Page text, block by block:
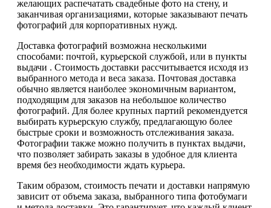
желающих распечатать свадебные фото на стену, и
заканчивая организациями, которые заказывают печать
фотографий для корпоративных нужд.
Доставка фотографий возможна несколькими
способами: почтой, курьерской службой, или в пункты
выдачи . Стоимость доставки рассчитывается исходя из
выбранного метода и веса заказа. Почтовая доставка
обычно является наиболее экономичным вариантом,
подходящим для заказов на небольшое количество
фотографий. Для более крупных партий рекомендуется
выбирать курьерскую службу, предлагающую более
быстрые сроки и возможность отслеживания заказа.
Фотографии также можно получить в пунктах выдачи,
что позволяет забирать заказы в удобное для клиента
время без необходимости ждать курьера.
Таким образом, стоимость печати и доставки напрямую
зависит от объема заказа, выбранного типа фотобумаги